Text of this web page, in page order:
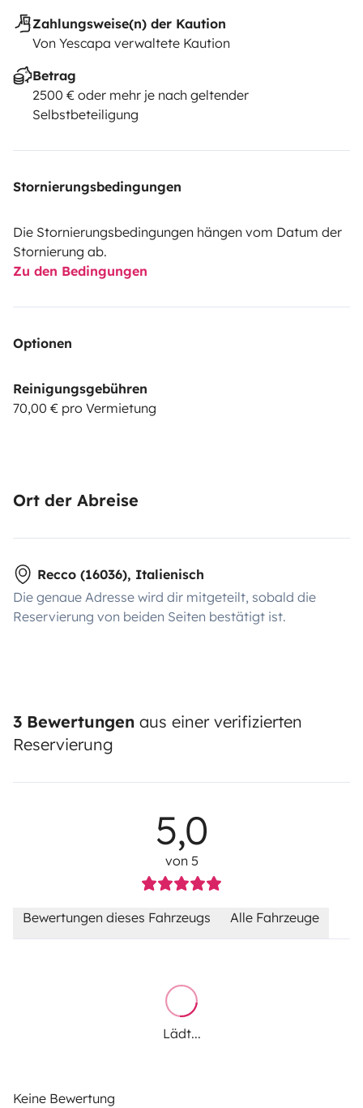
Zahlungsweise(n) der Kaution
Von Yescapa verwaltete Kaution
Betrag
2500 € oder mehr je nach geltender
Selbstbeteiligung
Stornierungsbedingungen
Die Stornierungsbedingungen hängen vom Datum der
Stornierung ab.
Zu den Bedingungen
Optionen
Reinigungsgebühren
70,00 € pro Vermietung
Ort der Abreise
Recco (16036), Italienisch
Die genaue Adresse wird dir mitgeteilt, sobald die
Reservierung von beiden Seiten bestätigt ist.
3 Bewertungen aus einer verifizierten
Reservierung
5,0
von 5
Bewertungen dieses Fahrzeugs Alle Fahrzeuge
Lädt...
Keine Bewertung